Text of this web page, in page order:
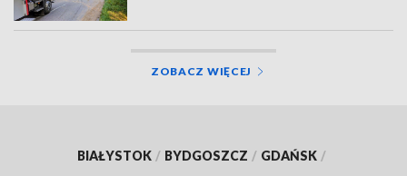
ZOBACZ WIĘCEJ
BIAŁYSTOK / BYDGOSZCZ / GDAŃSK /